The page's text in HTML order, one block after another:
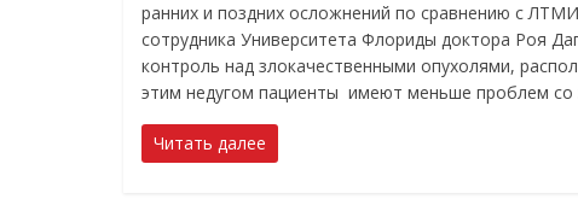
ранних и поздних осложнений по сравнению с
сотрудника Университета Флориды доктора Роя
контроль над злокачественными опухолями,
этим недугом пациенты имеют меньше проблем со
Читать далее